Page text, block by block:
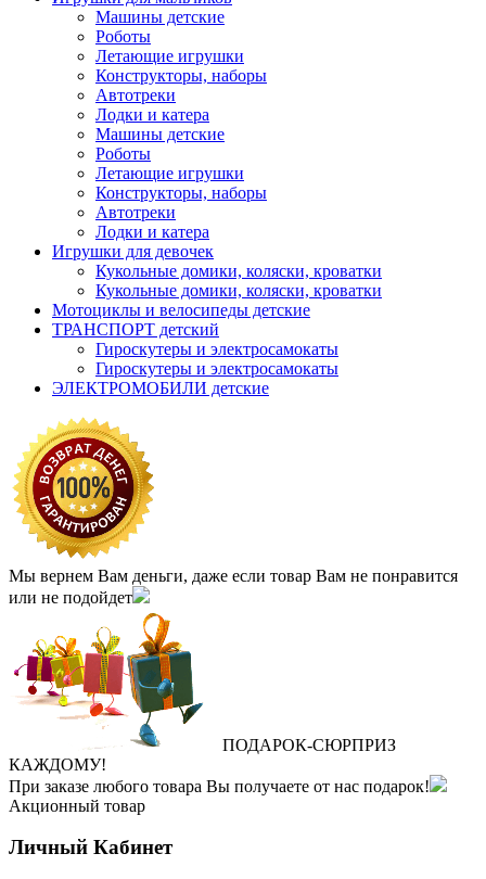
Машины детские
Роботы
Летающие игрушки
Конструкторы, наборы
Автотреки
Лодки и катера
Машины детские
Роботы
Летающие игрушки
Конструкторы, наборы
Автотреки
Лодки и катера
Игрушки для девочек
Кукольные домики, коляски, кроватки
Кукольные домики, коляски, кроватки
Мотоциклы и велосипеды детские
ТРАНСПОРТ детский
Гироскутеры и электросамокаты
Гироскутеры и электросамокаты
ЭЛЕКТРОМОБИЛИ детские
Мы вернем Вам деньги, даже если товар Вам не понравится
или не подойдет
ПОДАРОК‐СЮРПРИЗ
КАЖДОМУ!
При заказе любого товара Вы получаете от нас подарок!
Акционный товар
Личный Кабинет